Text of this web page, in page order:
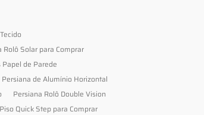
Rolô Solar para Comprar
de Parede
Persiana de Alumínio Horizontal
Persiana Rolô Double Vision
Piso Quick Step para Comprar